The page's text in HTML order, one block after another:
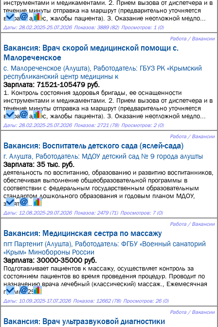
инструментами и медикаментами. 2. Прием вызова от диспетчера и в
течение минуты отправка на маршрут (предварительно уточняется
возраст, адрес, жалобы пациента). 3. Оказание неотложной медпо...
Даты: 28.02.2025-25.07.2026 Показов: 3889 (82) Просмотров: 1 (0)
Работа / Вакансии
Вакансия: Врач скорой медицинской помощи с.
Малореченское
с. Малореченское (Алушта), Работодатель: ГБУЗ РК «Крымский
республиканский центр медицины к
Зарплата: 71521-105479 руб.
1. Контроль состояния здоровья бригады, ее оснащенности
инструментами и медикаментами. 2. Прием вызова от диспетчера и в
течение минуты отправка на маршрут (предварительно уточняется
возраст, адрес, жалобы пациента). 3. Оказание неотложной медпо...
Даты: 28.02.2025-25.07.2026 Показов: 2721 (78) Просмотров: 2 (0)
Работа / Вакансии
Вакансия: Воспитатель детского сада (яслей-сада)
г. Алушта, Работодатель: МДОУ детский сад № 9 города алушты
Зарплата: 35 тыс. руб.
деятельность по воспитанию, образованию и развитию воспитанников,
обеспечивая выполнение общеобразовательной программы в
соответствии с федеральным государственным образовательным
стандартом дошкольного образования и годовым планом МДОУ,
занятос...
Даты: 12.08.2025-29.07.2026 Показов: 2479 (71) Просмотров: 7 (0)
Работа / Вакансии
Вакансия: Медицинская сестра по массажу
пгт Партенит (Алушта), Работодатель: ФГБУ «Военный санаторий
«Крым» Минобороны России
Зарплата: 30000-35000 руб.
Подготавливает пациентов к массажу, осуществляет контроль за
состоянием пациентов во время проведения процедур. Проводит по
назначению врача лечебный (классический) массаж., Ежемесячная
премия 25%
Даты: 10.09.2025-17.07.2026 Показов: 12662 (78) Просмотров: 26 (0)
Работа / Вакансии
Вакансия: Врач ультразвуковой диагностики